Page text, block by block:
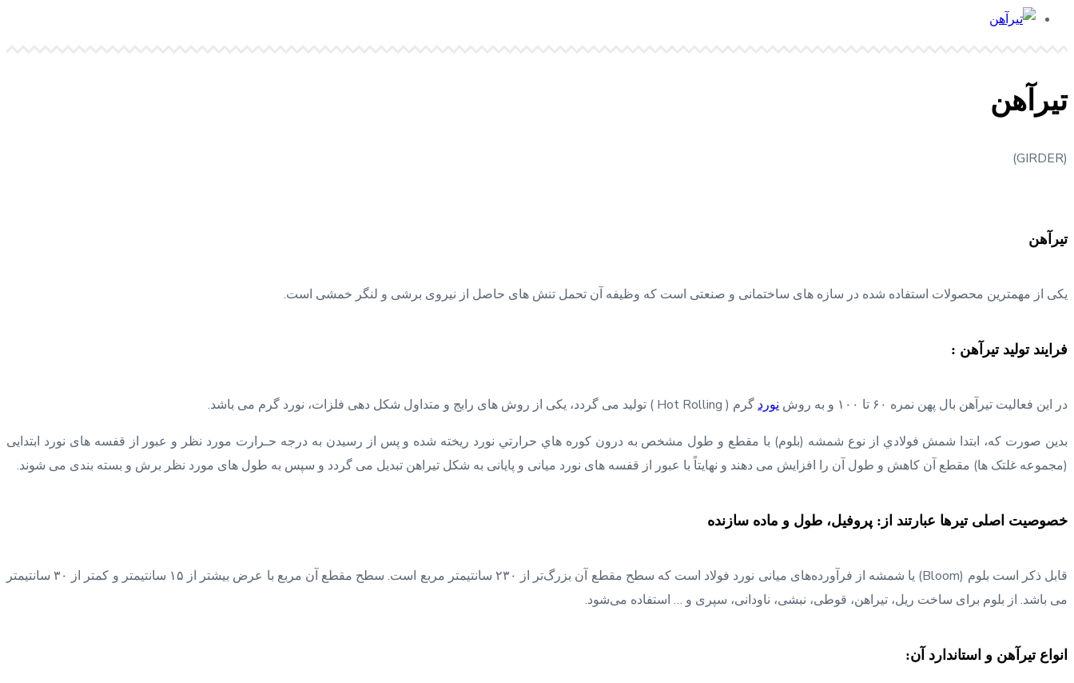
تیرآهن
(GIRDER)
تیرآهن
یکی از مهمترین محصولات استفاده شده در سازه های ساختمانی و صنعتی است که وظیفه آن تحمل تنش های حاصل از نیروی برشی و لنگر خمشی است.
فرایند تولید تیرآهن :
در این فعالیت تیرآهن بال پهن نمره ۶۰ تا ۱۰۰ و به روش نورد گرم ( Hot Rolling ) تولید می گردد، یکی از روش های رایج و متداول شکل دهی فلزات، نورد گرم می باشد.
بدین صورت که، ابتدا شمش فولادي از نوع شمشه (بلوم) با مقطع و طول مشخص به درون كوره هاي حرارتي نورد ریخته شده و پس از رسيدن به درجه حـرارت مورد نظر و عبور از قفسه های نورد ابتدایی
(مجموعه غلتک ها) مقطع آن کاهش و طول آن را افزایش می دهند و نهایتاً با عبور از قفسه های نورد میانی و پایانی به شکل تیراهن تبدیل می گردد و سپس به طول های مورد نظر برش و بسته بندی می شوند.
خصوصیت اصلی تیرها عبارتند از: پروفیل، طول و ماده سازنده
قابل ذکر است بلوم (Bloom) یا شمشه از فرآورده‌های میانی نورد فولاد است که سطح مقطع آن بزرگ‌تر از ۲۳۰ سانتیمتر مربع است. سطح مقطع آن مربع با عرض بیشتر از ۱۵ سانتیمتر و کمتر از ۳۰ سانتیمتر
می باشد. از بلوم برای ساخت ریل، تیراهن، قوطی، نبشی، ناودانی، سپری و … استفاده می‌شود.
انواع تیرآهن و استاندارد آن: